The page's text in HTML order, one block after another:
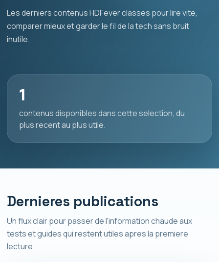
Les derniers contenus HDFever classes pour lire vite,
comparer mieux et garder le fil de la tech sans bruit
inutile.
1
contenus disponibles dans cette selection, du
plus recent au plus utile.
Dernieres publications
Un flux clair pour passer de l'information chaude aux
tests et guides qui restent utiles apres la premiere
lecture.